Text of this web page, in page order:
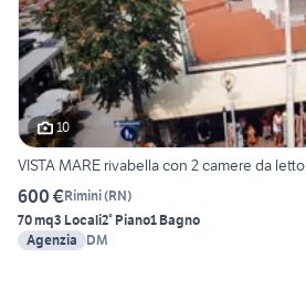
10
VISTA MARE rivabella con 2 camere da letto
600 €Rimini(RN)
70 mq3 Locali2° Piano1 Bagno
Agenzia
DM